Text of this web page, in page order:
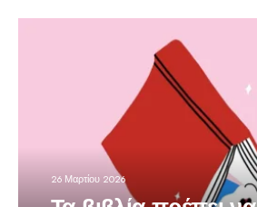
26 Μαρτίου 2026